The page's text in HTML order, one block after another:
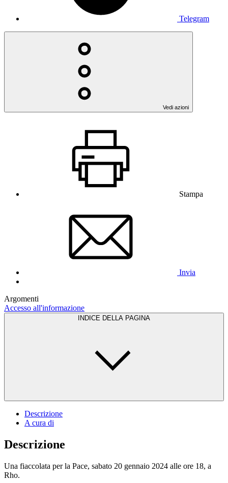
Telegram
Vedi azioni
Stampa
Invia
Argomenti
Accesso all'informazione
INDICE DELLA PAGINA
Descrizione
A cura di
Descrizione
Una fiaccolata per la Pace, sabato 20 gennaio 2024 alle ore 18, a
Rho.